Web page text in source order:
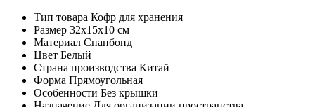
Тип товара Кофр для хранения
Размер 32х15х10 см
Материал Спанбонд
Цвет Белый
Страна производства Китай
Форма Прямоугольная
Особенности Без крышки